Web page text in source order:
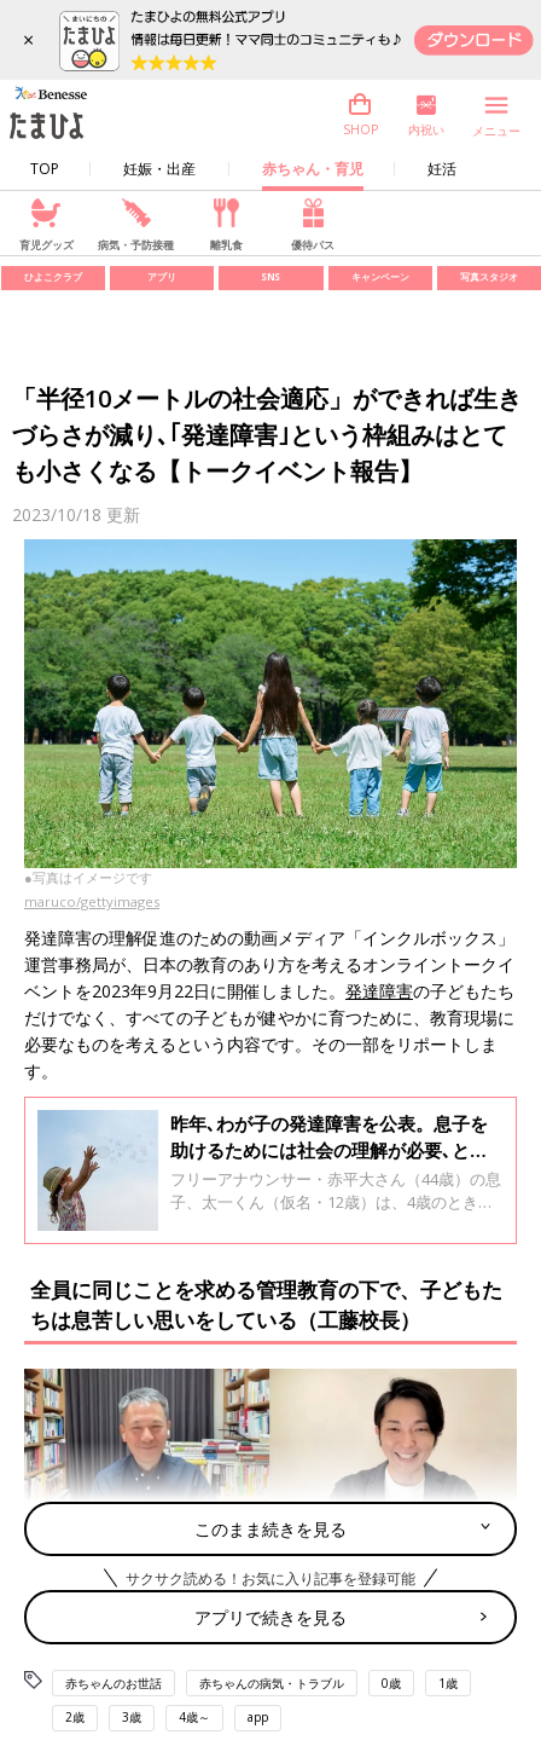
×
TOP 妊娠・出産 赤ちゃん・育児 妊活
SHOP 内祝い メニュー
育児グッズ 病気・予防接種 離乳食 優待パス
ひよこクラブ アプリ SNS キャンペーン 写真スタジオ
「半径10メートルの社会適応」ができれば生き
づらさが減り､｢発達障害｣という枠組みはとて
も小さくなる【トークイベント報告】
2023/10/18 更新
●写真はイメージです
maruco/gettyimages
発達障害の理解促進のための動画メディア「インクルボックス」
運営事務局が、日本の教育のあり方を考えるオンライントークイ
ベントを2023年9月22日に開催しました。 発達障害の子どもたち
だけでなく、すべての子どもが健やかに育つために、教育現場に
必要なものを考えるという内容です。その一部をリポートしま
す。
昨年､わが子の発達障害を公表。息子を
助けるためには社会の理解が必要､と動
き出したワケ【フリーアナウンサー・赤
平大】
フリーアナウンサー・赤平大さん（44歳）の息
子、太一くん（仮名・12歳）は、4歳のとき発
2022年に太一くんが発達障害であることを公表
平さんが太一くんを助けるために行ってきたこ
となどについて聞きました。
全員に同じことを求める管理教育の下で、子どもた
ちは息苦しい思いをしている（工藤校長）
イベントのファシリテーターを務める、フリーアナウンサーでイ
ンクルボックス運営の赤平大さんは、中学１年生の長男が発達障
このまま続きを見る
サクサク読める！お気に入り記事を登録可能
アプリで続きを見る
赤ちゃんのお世話 赤ちゃんの病気・トラブル 0歳 1歳
2歳 3歳 4歳～ app